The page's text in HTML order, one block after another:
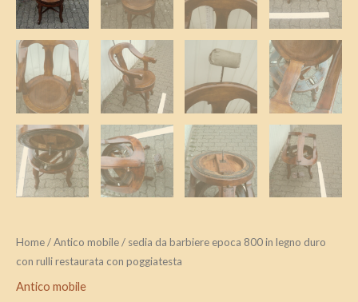
Home/Antico mobile/ sedia da barbiere epoca 800 in legno duro
con rulli restaurata con poggiatesta
Antico mobile